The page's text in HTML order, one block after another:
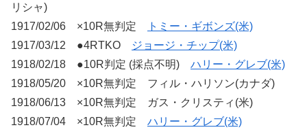
リシャ)
1917/02/06 ×10R無判定
トミー・ギボンズ(米)
1917/03/12 ●4RTKO
ジョージ・チップ(米)
1918/02/18 ●10R判定 (採点不明) ハリー・グレブ(米)
1918/05/20 ×10R無判定 フィル・ハリソン(カナダ)
1918/06/13 ×10R無判定 ガス・クリスティ(米)
1918/07/04 ×10R無判定 ハリー・グレブ(米)